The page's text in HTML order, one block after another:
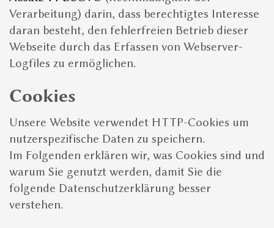
Verarbeitung) darin, dass berechtigtes Interesse
daran besteht, den fehlerfreien Betrieb dieser
Webseite durch das Erfassen von Webserver-
Logfiles zu ermöglichen.
Cookies
Unsere Website verwendet HTTP-Cookies um
nutzerspezifische Daten zu speichern.
Im Folgenden erklären wir, was Cookies sind und
warum Sie genutzt werden, damit Sie die
folgende Datenschutzerklärung besser
verstehen.